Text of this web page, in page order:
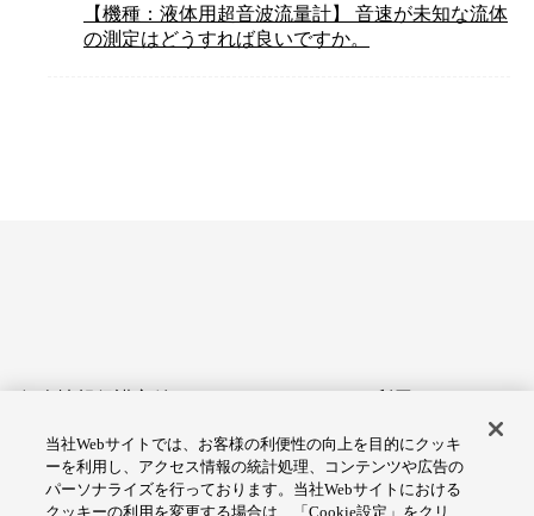
【機種：液体用超音波流量計】 音速が未知な流体
の測定はどうすれば良いですか。
アクセシビリティへの対応
Cookie設定
当社Webサイトでは、お客様の利便性の向上を目的にクッキ
ーを利用し、アクセス情報の統計処理、コンテンツや広告の
パーソナライズを行っております。当社Webサイトにおける
クッキーの利用を変更する場合は、「Cookie設定」をクリ